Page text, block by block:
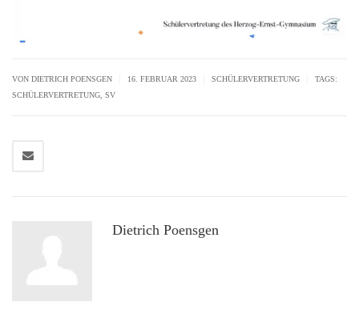
VON DIETRICH POENSGEN 16. FEBRUAR 2023 SCHÜLERVERTRETUNG
TAGS:
SCHÜLERVERTRETUNG SV
Dietrich Poensgen